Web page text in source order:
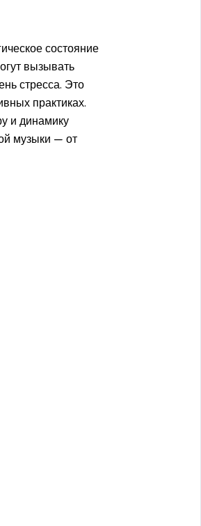
состояние
вызывать
стресса. Это
практиках.
и динамику
музыки — от